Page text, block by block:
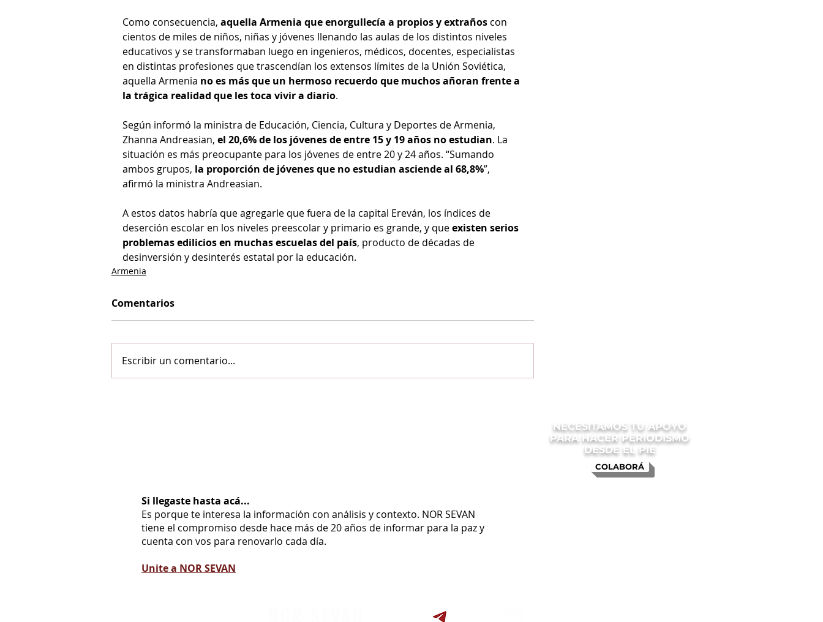
Como consecuencia, aquella Armenia que enorgullecía a propios y extraños con
cientos de miles de niños, niñas y jóvenes llenando las aulas de los distintos niveles
educativos y se transformaban luego en ingenieros, médicos, docentes, especialistas
en distintas profesiones que trascendían los extensos límites de la Unión Soviética,
aquella Armenia no es más que un hermoso recuerdo que muchos añoran frente a
la trágica realidad que les toca vivir a diario.
Según informó la ministra de Educación, Ciencia, Cultura y Deportes de Armenia,
Zhanna Andreasian, el 20,6% de los jóvenes de entre 15 y 19 años no estudian. La
situación es más preocupante para los jóvenes de entre 20 y 24 años. “Sumando
ambos grupos, la proporción de jóvenes que no estudian asciende al 68,8%”,
afirmó la ministra Andreasian.
A estos datos habría que agregarle que fuera de la capital Ereván, los índices de
deserción escolar en los niveles preescolar y primario es grande, y que existen serios
problemas edilicios en muchas escuelas del país, producto de décadas de
desinversión y desinterés estatal por la educación.
Armenia
Comentarios
Escribir un comentario...
COLABORÁ
NECESITAMOS TU APOYO
PARA HACER PERIODISMO
DESDE EL PIE
Si llegaste hasta acá...
Es porque te interesa la información con análisis y contexto. NOR SEVAN
tiene el compromiso desde hace más de 20 años de informar para la paz y
cuenta con vos para renovarlo cada día.
Unite a NOR SEVAN